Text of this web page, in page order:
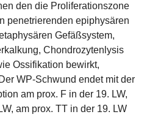
den die Proliferationszone
penetrierenden epiphysären
Gefäßsystem,
Chondrozytenlysis
Ossifikation bewirkt,
WP-Schwund endet mit der
am prox. F in der 19. LW,
am prox. TT in der 19. LW